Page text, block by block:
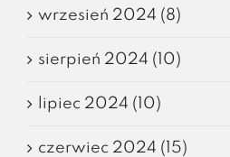
wrzesień 2024 (8)
sierpień 2024 (10)
lipiec 2024 (10)
czerwiec 2024 (15)